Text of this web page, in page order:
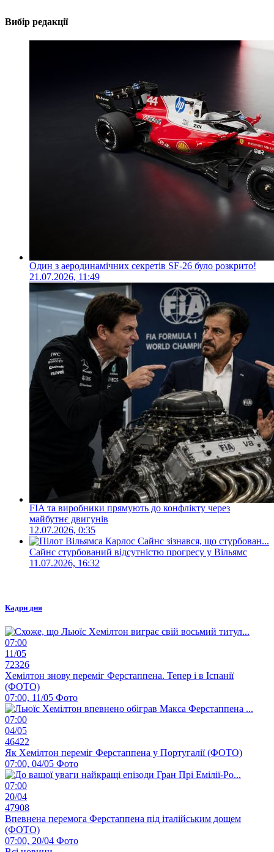
Вибір редакції
Один з аеродинамічних секретів SF-26 було розкрито!
21.07.2026, 11:49
FIA та виробники прямують до конфлікту через
майбутнє двигунів
12.07.2026, 0:35
Сайнс стурбований відсутністю прогресу у Вільямс
11.07.2026, 16:32
Кадри дня
07:00
11/05
72326
Хемілтон знову переміг Ферстаппена. Тепер і в Іспанії
(ФОТО)
07:00, 11/05 Фото
07:00
04/05
46422
Як Хемілтон переміг Ферстаппена у Португалії (ФОТО)
07:00, 04/05 Фото
07:00
20/04
47908
Впевнена перемога Ферстаппена під італійським дощем
(ФОТО)
07:00, 20/04 Фото